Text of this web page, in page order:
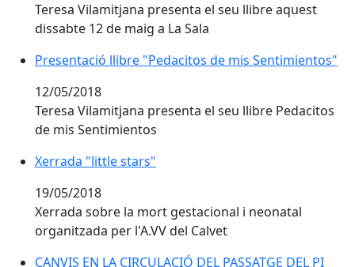
Teresa Vilamitjana presenta el seu llibre aquest
dissabte 12 de maig a La Sala
Presentació llibre "Pedacitos de mis Sentimientos"
Presentació llibre "Pedacitos de mis Sentimientos"
12/05/2018
Teresa Vilamitjana presenta el seu llibre Pedacitos
de mis Sentimientos
Xerrada "little stars"
Xerrada "little stars"
19/05/2018
Xerrada sobre la mort gestacional i neonatal
organitzada per l'A.VV del Calvet
CANVIS EN LA CIRCULACIÓ DEL PASSATGE DEL PI
CANVIS EN LA CIRCULACIÓ DEL PASSATGE DEL PI